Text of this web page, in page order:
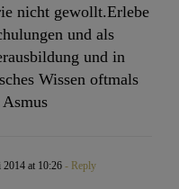
nicht gewollt.Erlebe
und als
und in
Wissen oftmals
2014 at 10:26 - Reply